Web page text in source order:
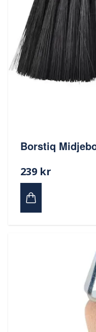
Borstiq
239 kr